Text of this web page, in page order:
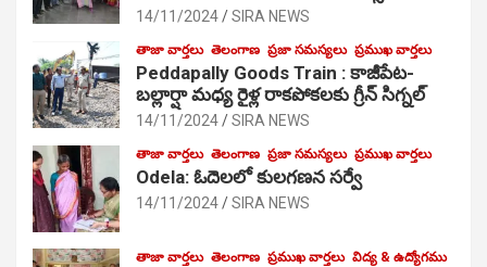
14/11/2024 SIRA NEWS
తాజా వార్తలు తెలంగాణ ప్రజా సమస్యలు ప్రముఖ వార్తలు
Peddapally Goods Train : కాజీపేట-
బల్లార్షా మధ్య రైళ్ల రాకపోకలకు గ్రీన్ సిగ్నల్
14/11/2024 SIRA NEWS
తాజా వార్తలు తెలంగాణ ప్రజా సమస్యలు ప్రముఖ వార్తలు
Odela: ఓదెలలో కులగణన సర్వే
14/11/2024 SIRA NEWS
తాజా వార్తలు తెలంగాణ ప్రముఖ వార్తలు విద్య & ఉద్యోగము